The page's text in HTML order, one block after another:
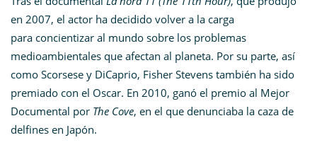
en 2007, el actor ha decidido volver a la carga
para concientizar al mundo sobre los problemas
medioambientales que afectan al planeta. Por su parte, así
como Scorsese y DiCaprio, Fisher Stevens también ha sido
premiado con el Oscar. En 2010, ganó el premio al Mejor
Documental por The Cove, en el que denunciaba la caza de
delfines en Japón.